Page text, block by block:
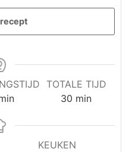
TOTALE TIJD
30 minuten
min
KEUKEN